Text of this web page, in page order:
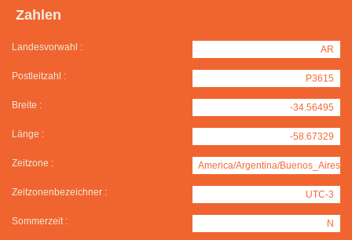
Zahlen
Landesvorwahl : AR
Postleitzahl : P3615
Breite : -34.56495
Länge : -58.67329
Zeitzone : America/Argentina/Buenos_Aires
Zeitzonenbezeichner : UTC-3
Sommerzeit : N